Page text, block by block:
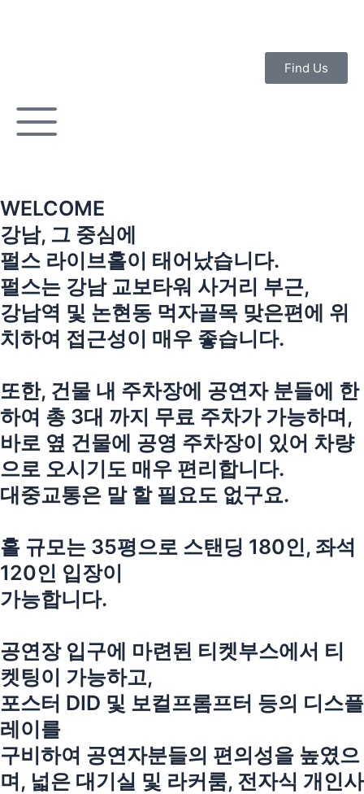
Find Us
WELCOME
강남, 그 중심에
펄스 라이브홀이 태어났습니다.
펄스는 강남 교보타워 사거리 부근,
강남역 및 논현동 먹자골목 맞은편에 위
치하여 접근성이 매우 좋습니다.
또한, 건물 내 주차장에 공연자 분들에 한
하여 총 3대 까지 무료 주차가 가능하며,
바로 옆 건물에 공영 주차장이 있어 차량
으로 오시기도 매우 편리합니다.
대중교통은 말 할 필요도 없구요.
홀 규모는 35평으로 스탠딩 180인, 좌석
120인 입장이
가능합니다.
공연장 입구에 마련된 티켓부스에서 티
켓팅이 가능하고,
포스터 DID 및 보컬프롬프터 등의 디스플
레이를
구비하여 공연자분들의 편의성을 높였으
며, 넓은 대기실 및 라커룸, 전자식 개인사